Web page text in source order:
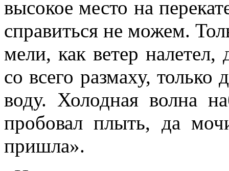
высокое место на
справиться не можем.
мели, как ветер налетел,
со всего размаху,
воду. Холодная волна
пробовал плыть, да
пришла».